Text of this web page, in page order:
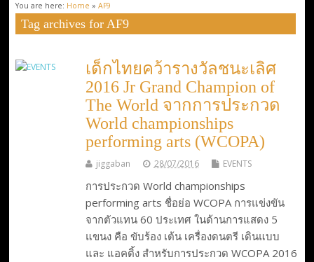
You are here: Home » AF9
Tag archives for AF9
เด็กไทยคว้ารางวัลชนะเลิศ
2016 Jr Grand Champion of
The World จากการประกวด
World championships
performing arts (WCOPA)
jiggaban 28/07/2016 EVENTS
การประกวด World championships
performing arts ชื่อย่อ WCOPA การแข่งขัน
จากตัวแทน 60 ประเทศ ในด้านการแสดง 5
แขนง คือ ขับร้อง เต้น เครื่องดนตรี เดินแบบ
และ แอคติ้ง สำหรับการประกวด WCOPA 2016